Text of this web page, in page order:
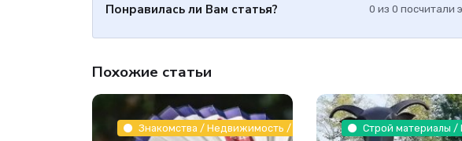
Понравилась ли Вам статья? 0 из 0 посчитали
Похожие статьи
Знакомства / Недвижимость / Животные и растения / Интернет
Строй материалы /